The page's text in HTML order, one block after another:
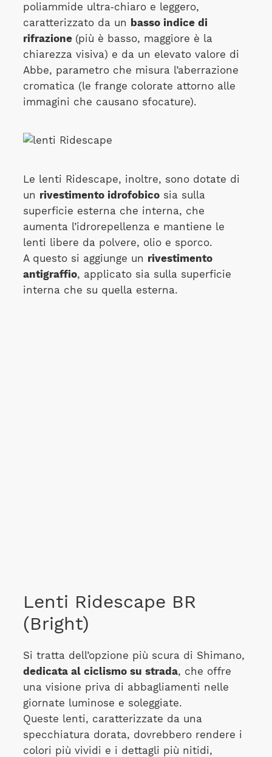
poliammide ultra‑chiaro e leggero,
caratterizzato da un basso indice di
rifrazione (più è basso, maggiore è la
chiarezza visiva) e da un elevato valore di
Abbe, parametro che misura l’aberrazione
cromatica (le frange colorate attorno alle
immagini che causano sfocature).
Le lenti Ridescape, inoltre, sono dotate di
un rivestimento idrofobicosia sulla
superficie esterna che interna, che
aumenta l’idrorepellenza e mantiene le
lenti libere da polvere, olio e sporco.
A questo si aggiunge un rivestimento
antigraffio, applicato sia sulla superficie
interna che su quella esterna.
Lenti Ridescape BR
(Bright)
Si tratta dell’opzione più scura di Shimano,
dedicata al ciclismo su strada, che offre
una visione priva di abbagliamenti nelle
giornate luminose e soleggiate.
Queste lenti, caratterizzate da una
specchiatura dorata, dovrebbero rendere i
colori più vividi e i dettagli più nitidi,